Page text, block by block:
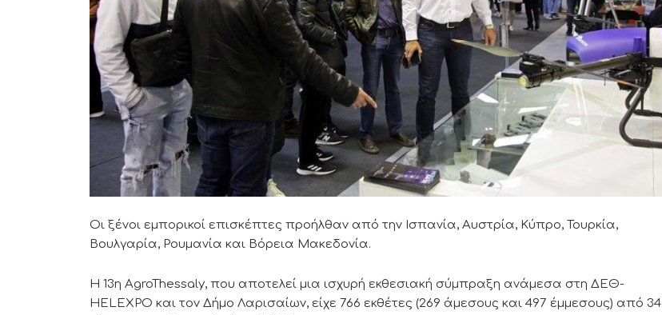
Οι ξένοι εμπορικοί επισκέπτες προήλθαν από την Ισπανία, Αυστρία, Κύπρο, Τουρκία,
Βουλγαρία, Ρουμανία και Βόρεια Μακεδονία.
Η 13η AgroThessaly, που αποτελεί μια ισχυρή εκθεσιακή σύμπραξη ανάμεσα στη ΔΕΘ-
HELEXPO και τον Δήμο Λαρισαίων, είχε 766 εκθέτες (269 άμεσους και 497 έμμεσους) από 34